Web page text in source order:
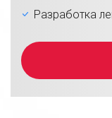
Разработка